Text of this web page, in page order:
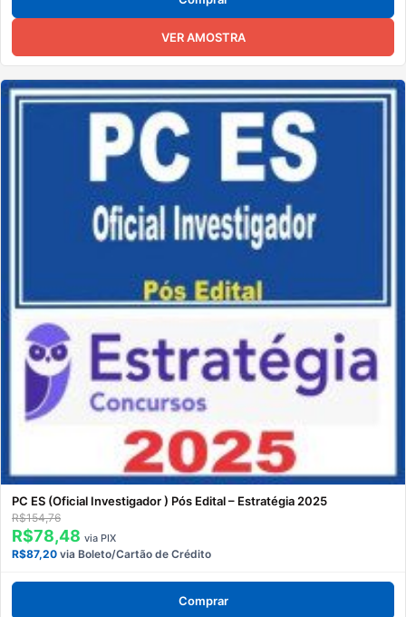
VER AMOSTRA
PC ES (Oficial Investigador ) Pós Edital – Estratégia 2025
R$154,76
R$78,48 via PIX
R$87,20 via Boleto/Cartão de Crédito
Comprar